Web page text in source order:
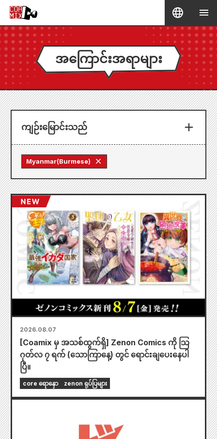
အကြောင်းအရာများ
ကျဉ်းမြောင်းသည်
Myanmar(Burmese)
2026.08.07
[Coamix မှ အသစ်ထွက်ရှိ] Zenon Comics ကို သြ
ဂုတ်လ ၇ ရက် (သောကြာနေ့) တွင် ရောင်းချပေးနေပါ
ပြီ။
core ရောနှော zenon ရုပ်ပြများ